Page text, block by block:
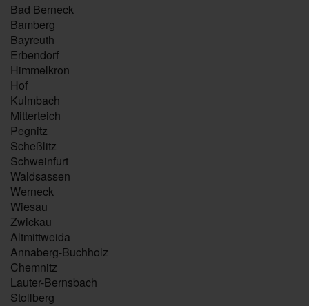
Bad Berneck
Bamberg
Bayreuth
Erbendorf
Himmelkron
Hof
Kulmbach
Mitterteich
Pegnitz
Scheßlitz
Schweinfurt
Waldsassen
Werneck
Wiesau
Zwickau
Altmittweida
Annaberg-Buchholz
Chemnitz
Lauter-Bernsbach
Stollberg